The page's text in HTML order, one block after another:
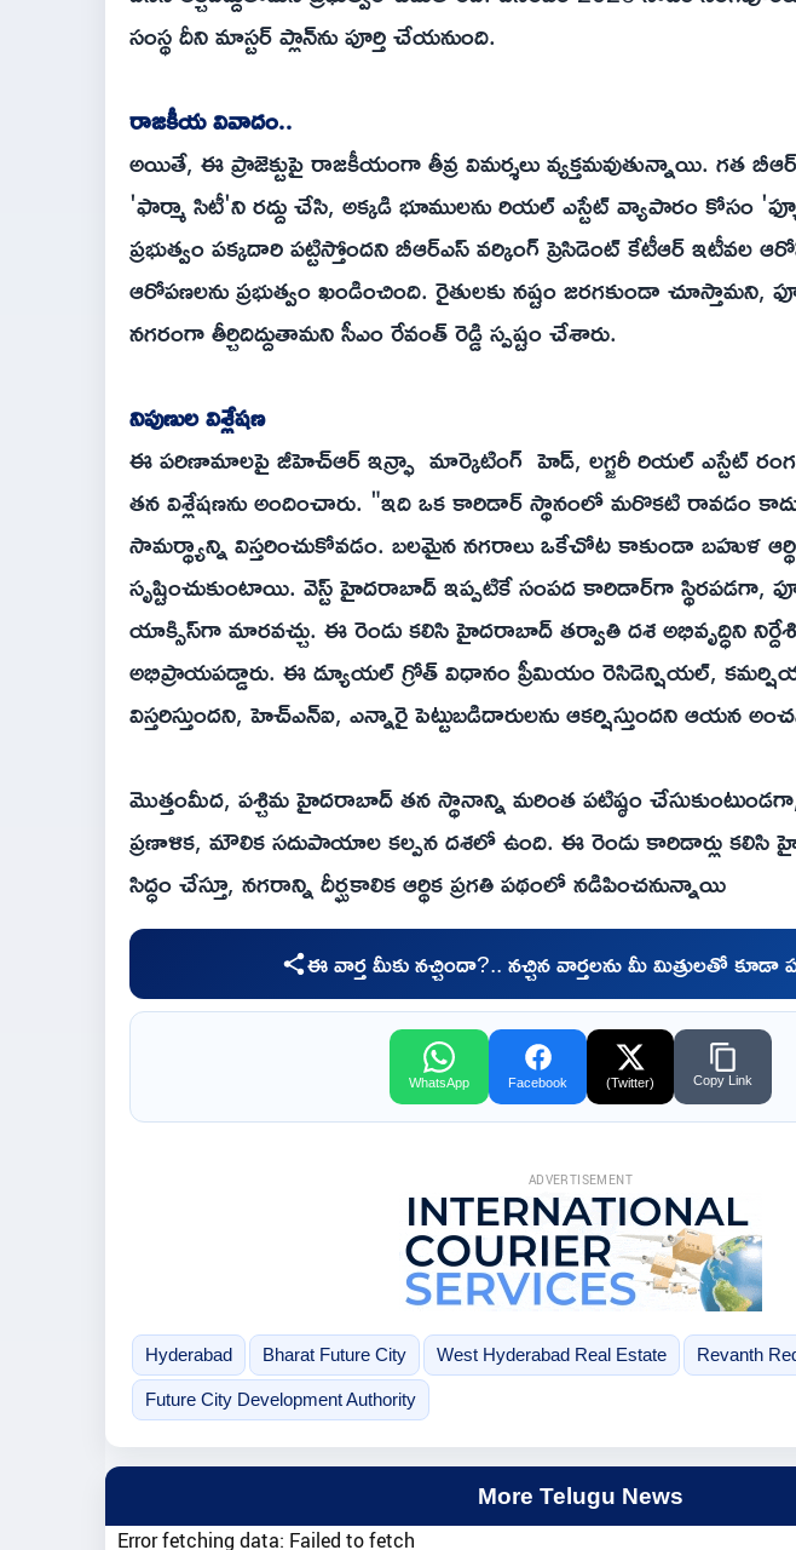
సంస్థ దీని మాస్టర్ ప్లాన్‌ను పూర్తి చేయనుంది.
రాజకీయ వివాదం..
అయితే, ఈ ప్రాజెక్టుపై రాజకీయంగా తీవ్ర విమర్శలు వ్యక్తమవుతున్నాయి. గత
'ఫార్మా సిటీ'ని రద్దు చేసి, అక్కడి భూములను రియల్ ఎస్టేట్ వ్యాపారం కోసం
ప్రభుత్వం పక్కదారి పట్టిస్తోందని బీఆర్ఎస్ వర్కింగ్ ప్రెసిడెంట్ కేటీఆర్
ఆరోపణలను ప్రభుత్వం ఖండించింది. రైతులకు నష్టం జరగకుండా చూస్తామని,
నగరంగా తీర్చిదిద్దుతామని సీఎం రేవంత్ రెడ్డి స్పష్టం చేశారు.
నిపుణుల విశ్లేషణ
ఈ పరిణామాలపై జీహెచ్ఆర్ ఇన్ఫ్రా మార్కెటింగ్ హెడ్, లగ్జరీ రియల్ ఎస్టేట్ రంగ
తన విశ్లేషణను అందించారు. "ఇది ఒక కారిడార్‌ స్థానంలో మరొకటి రావడం
సామర్థ్యాన్ని విస్తరించుకోవడం. బలమైన నగరాలు ఒకేచోట కాకుండా బహుళ
సృష్టించుకుంటాయి. వెస్ట్ హైదరాబాద్ ఇప్పటికే సంపద కారిడార్‌గా స్థిరపడగా,
యాక్సిస్‌గా మారవచ్చు. ఈ రెండు కలిసి హైదరాబాద్ తర్వాతి దశ అభివృద్ధిని
అభిప్రాయపడ్డారు. ఈ డ్యూయల్ గ్రోత్ విధానం ప్రీమియం రెసిడెన్షియల్,
విస్తరిస్తుందని, హెచ్‌ఎన్‌ఐ, ఎన్నారై పెట్టుబడిదారులను ఆకర్షిస్తుందని ఆయన
మొత్తంమీద, పశ్చిమ హైదరాబాద్ తన స్థానాన్ని మరింత పటిష్ఠం చేసుకుంటుండగా,
ప్రణాళిక, మౌలిక సదుపాయాల కల్పన దశలో ఉంది. ఈ రెండు కారిడార్లు కలిసి
సిద్ధం చేస్తూ, నగరాన్ని దీర్ఘకాలిక ఆర్థిక ప్రగతి పథంలో నడిపించనున్నాయి
ఈ వార్త మీకు నచ్చిందా?.. నచ్చిన వార్తలను మీ మిత్రులతో కూడా
WhatsApp Facebook (Twitter) Copy Link
ADVERTISEMENT
Hyderabad Bharat Future City West Hyderabad Real Estate Revanth
Future City Development Authority
More Telugu News
Error fetching data: Failed to fetch